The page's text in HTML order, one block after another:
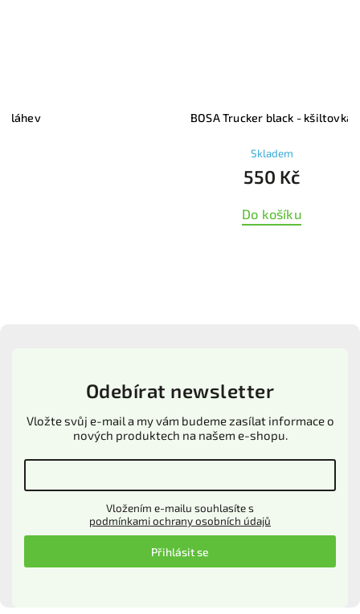
BOSA Trucker black - kšiltovka
Odebírat newsletter
Vložte svůj e-mail a my vám budeme zasílat informace o
nových produktech na našem e-shopu.
podmínkami ochrany osobních údajů
Přihlásit se